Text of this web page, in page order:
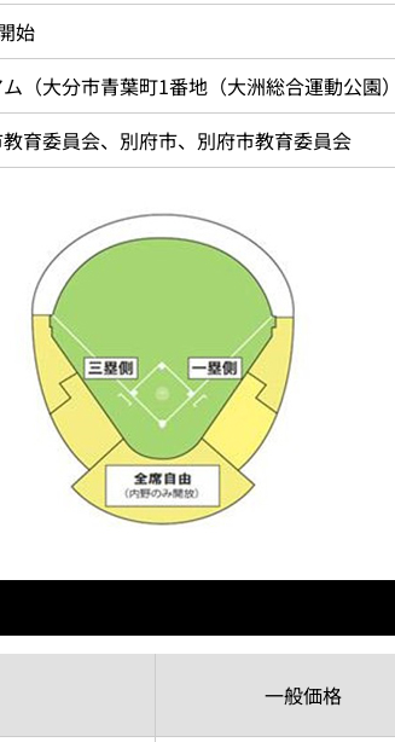
始
（大分市青葉町1番地（大洲総合運動公園）
育委員会、別府市、別府市教育委員会
一般価格